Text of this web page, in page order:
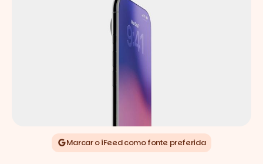
Marcar o iFeed como fonte preferida